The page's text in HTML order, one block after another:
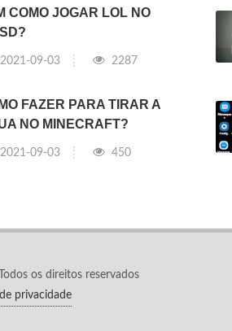
COMO JOGAR LOL NO
2021-09-03 2287
FAZER PARA TIRAR A
NO MINECRAFT?
2021-09-03 450
os direitos reservados
privacidade